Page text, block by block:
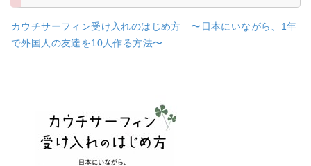
カウチサーフィン受け入れのはじめ方 〜日本にいながら、1年
で外国人の友達を10人作る方法〜